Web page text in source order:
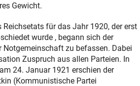
Gewicht.
Reichsetats für das Jahr 1920, der erst
wurde , begann sich der
Notgemeinschaft zu befassen. Dabei
Zuspruch aus allen Parteien. In
24. Januar 1921 erschien der
(Kommunistische Partei